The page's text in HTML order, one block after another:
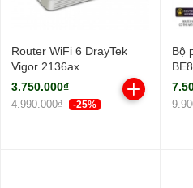
Router WiFi 6 DrayTek
Vigor 2136ax
3.750.000₫
4.990.000₫ -25%
Bộ